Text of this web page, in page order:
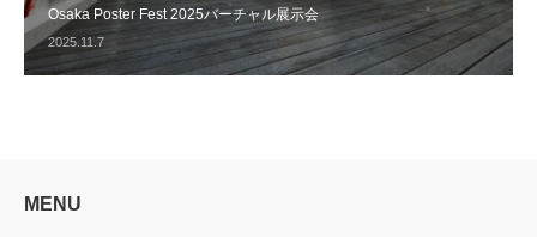
Osaka Poster Fest 2025バーチャル展示会
2025.11.7
MENU